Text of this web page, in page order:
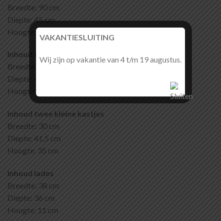
Breedte: 90 cm
Diepte: 45 cm
Hoogte: 200 cm
Inhoud twee grote kastjes
Breedte: 41 cm
Diepte: 41,5 cm
Hoogte: 71 cm
Inhoud twee kleine kastjes
Breedte: 30 cm
Diepte: 41,5 cm
Hoogte: 35 cm
Inhoud lades
Breedte: 38 cm
Diepte: 36 cm
Hoogte: 11 cm
VAKANTIESLUITING
Wij zijn op vakantie van 4 t/m 19 augustus.